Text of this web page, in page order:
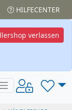
HILFECENTER
verlassen